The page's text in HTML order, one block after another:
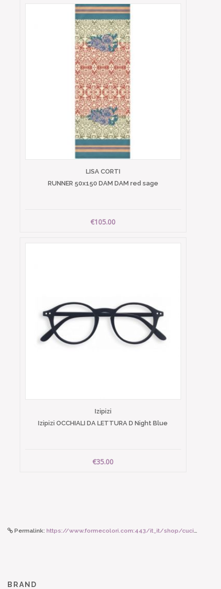
LISA CORTI
RUNNER 50x150 DAM DAM red sage
€105.00
Izipizi
Izipizi OCCHIALI DA LETTURA D Night Blue
€35.00
Permalink: https://www.formecolori.com:443/it_it/shop/cucina/piatti_in_porcellana/bitossi_home_piatto_frutta_o_20_5_cm/4525
BRAND